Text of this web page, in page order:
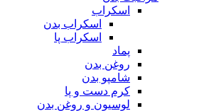
اسکراب
اسکراب بدن
اسکراب پا
پماد
روغن بدن
شامپو بدن
کرم دست و پا
لوسیون و روغن بدن